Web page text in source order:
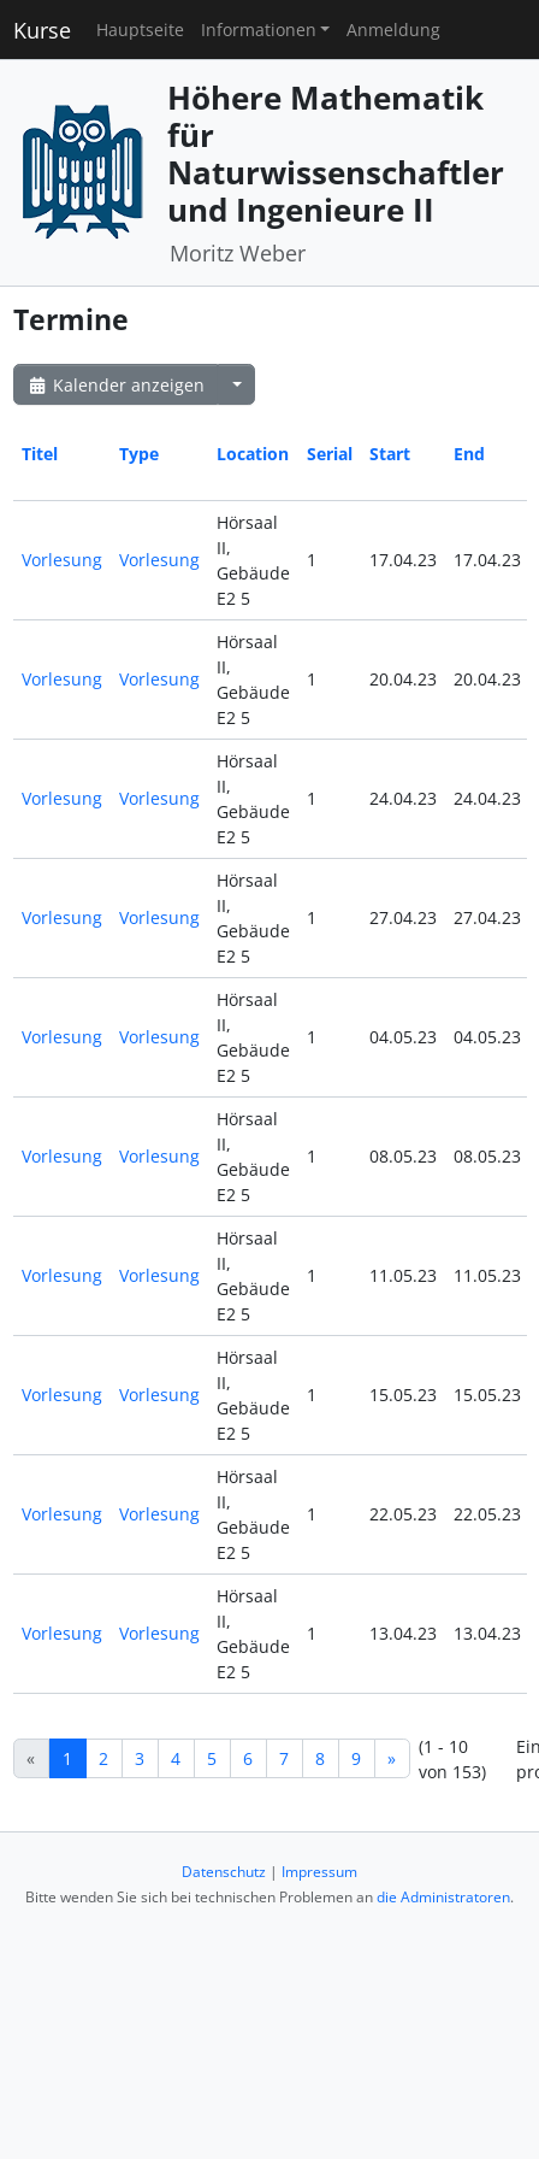
Kurse Hauptseite Informationen Anmeldung
Höhere Mathematik
für
Naturwissenschaftler
und Ingenieure II
Moritz Weber
Termine
Kalender anzeigen
Titel Type Location Serial Start End
Vorlesung Vorlesung
Hörsaal
II,
Gebäude
E2 5
1 17.04.23 17.04.23
Vorlesung Vorlesung
Hörsaal
II,
Gebäude
E2 5
1 20.04.23 20.04.23
Vorlesung Vorlesung
Hörsaal
II,
Gebäude
E2 5
1 24.04.23 24.04.23
Vorlesung Vorlesung
Hörsaal
II,
Gebäude
E2 5
1 27.04.23 27.04.23
Vorlesung Vorlesung
Hörsaal
II,
Gebäude
E2 5
1 04.05.23 04.05.23
Vorlesung Vorlesung
Hörsaal
II,
Gebäude
E2 5
1 08.05.23 08.05.23
Vorlesung Vorlesung
Hörsaal
II,
Gebäude
E2 5
1 11.05.23 11.05.23
Vorlesung Vorlesung
Hörsaal
II,
Gebäude
E2 5
1 15.05.23 15.05.23
Vorlesung Vorlesung
Hörsaal
II,
Gebäude
E2 5
1 22.05.23 22.05.23
Vorlesung Vorlesung
Hörsaal
II,
Gebäude
E2 5
1 13.04.23 13.04.23
« 1 2 3 4 5 6 7 8 9 »
(1 - 10
von 153)
Datenschutz | Impressum
Bitte wenden Sie sich bei technischen Problemen andie Administratoren.